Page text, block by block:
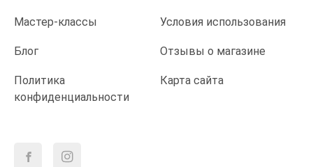
Мастер-классы Условия использования
Блог Отзывы о магазине
Политика
конфиденциальности
Карта сайта